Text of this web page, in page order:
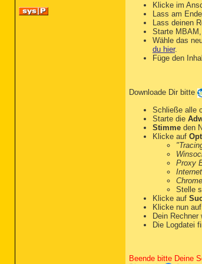
Toolbar:
Toolbar:
Toolbar:
Handler-x32:
Handler-
Handler-
Handler-
Handler-
Filter: video/
Filter:
Filter-x32:
Filter-x32:
FireFox:
========
FF
FF user.js:
FF
FF
FF
FF
FF
FF Plugin:
FF Plugin-
Klicke im
Lass am
Lass deinen
Starte
Wähle das
du hier.
Füge den
Downloade Dir bitte
Schließe alle
Starte die
Stimme den
Klicke auf
Proxy
Stelle
Klicke auf
Klicke nun auf
Dein Rechner
Die Logdatei
Beende bitte Deine